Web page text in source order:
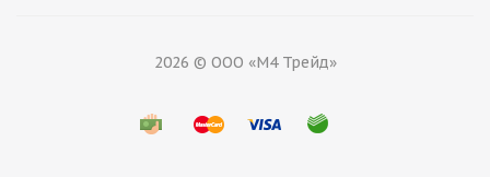
2026 © ООО «М4 Трейд»